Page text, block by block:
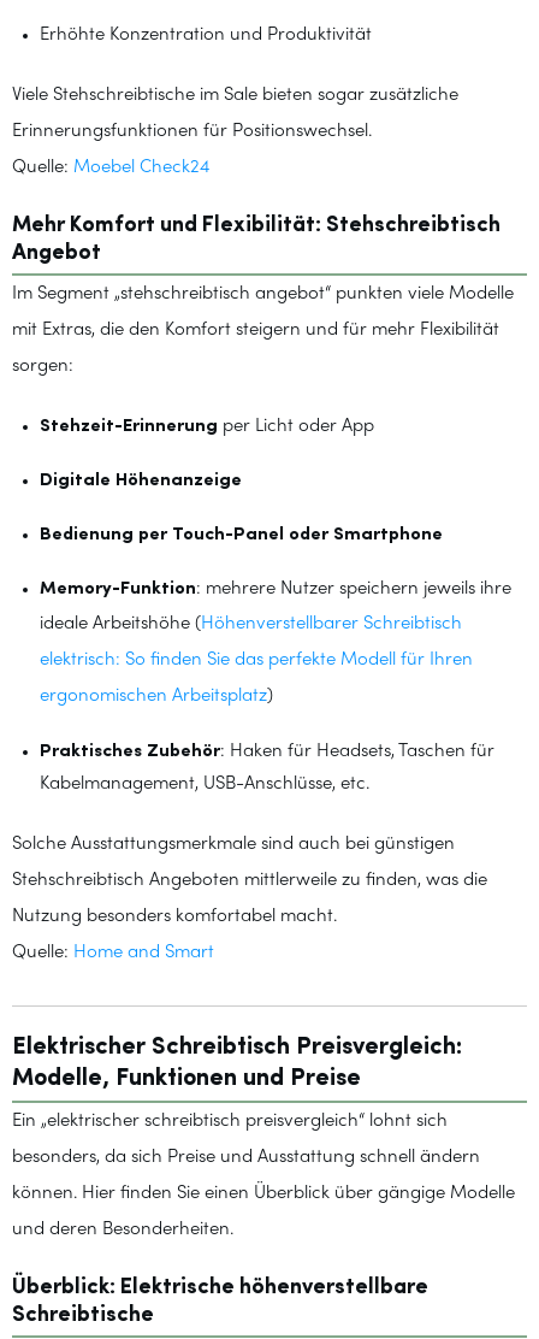
Erhöhte Konzentration und Produktivität
Viele Stehschreibtische im Sale bieten sogar zusätzliche
Erinnerungsfunktionen für Positionswechsel.
Quelle: Moebel Check24
Mehr Komfort und Flexibilität: Stehschreibtisch
Angebot
Im Segment „stehschreibtisch angebot“ punkten viele Modelle
mit Extras, die den Komfort steigern und für mehr Flexibilität
sorgen:
Stehzeit-Erinnerung per Licht oder App
Digitale Höhenanzeige
Bedienung per Touch-Panel oder Smartphone
Memory-Funktion: mehrere Nutzer speichern jeweils ihre
ideale Arbeitshöhe ( Höhenverstellbarer Schreibtisch
elektrisch: So finden Sie das perfekte Modell für Ihren
ergonomischen Arbeitsplatz)
Praktisches Zubehör: Haken für Headsets, Taschen für
Kabelmanagement, USB-Anschlüsse, etc.
Solche Ausstattungsmerkmale sind auch bei günstigen
Stehschreibtisch Angeboten mittlerweile zu finden, was die
Nutzung besonders komfortabel macht.
Quelle: Home and Smart
Elektrischer Schreibtisch Preisvergleich:
Modelle, Funktionen und Preise
Ein „elektrischer schreibtisch preisvergleich“ lohnt sich
besonders, da sich Preise und Ausstattung schnell ändern
können. Hier finden Sie einen Überblick über gängige Modelle
und deren Besonderheiten.
Überblick: Elektrische höhenverstellbare
Schreibtische